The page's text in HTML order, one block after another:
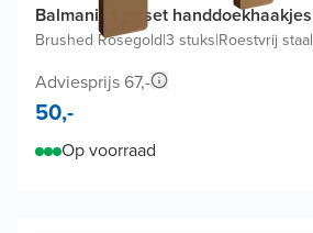
Balmani Amo set handdoekhaakjes
Brushed Rosegold|3 stuks|Roestvrij staal
Adviesprijs 67,-
50,-
Op voorraad